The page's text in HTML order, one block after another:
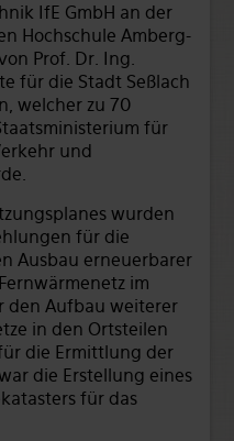
IfE GmbH an der
Hochschule Amberg-
Prof. Dr. Ing.
für die Stadt Seßlach
welcher zu 70
für
und
wurden
für die
Ausbau erneuerbarer
im
den Aufbau weiterer
in den Ortsteilen
die Ermittlung der
die Erstellung eines
für das